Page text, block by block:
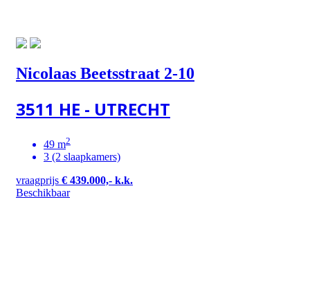
Nicolaas Beetsstraat 2-10
3511 HE - UTRECHT
49 m2
3 (2 slaapkamers)
vraagprijs € 439.000,- k.k.
Beschikbaar